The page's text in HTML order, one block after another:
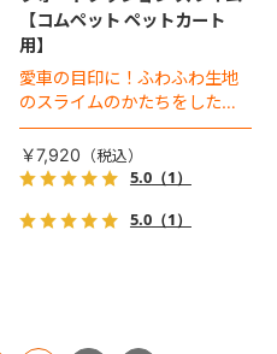
【コムペット ペットカート
用】
愛車の目印に！ふわふわ生地
のスライムのかたちをした、
あごのせクッション。
￥7,920
5.0（1）
5.0（1）